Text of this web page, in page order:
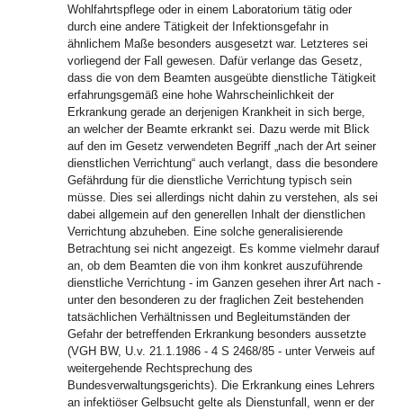
Wohlfahrtspflege oder in einem Laboratorium tätig oder
durch eine andere Tätigkeit der Infektionsgefahr in
ähnlichem Maße besonders ausgesetzt war. Letzteres sei
vorliegend der Fall gewesen. Dafür verlange das Gesetz,
dass die von dem Beamten ausgeübte dienstliche Tätigkeit
erfahrungsgemäß eine hohe Wahrscheinlichkeit der
Erkrankung gerade an derjenigen Krankheit in sich berge,
an welcher der Beamte erkrankt sei. Dazu werde mit Blick
auf den im Gesetz verwendeten Begriff „nach der Art seiner
dienstlichen Verrichtung“ auch verlangt, dass die besondere
Gefährdung für die dienstliche Verrichtung typisch sein
müsse. Dies sei allerdings nicht dahin zu verstehen, als sei
dabei allgemein auf den generellen Inhalt der dienstlichen
Verrichtung abzuheben. Eine solche generalisierende
Betrachtung sei nicht angezeigt. Es komme vielmehr darauf
an, ob dem Beamten die von ihm konkret auszuführende
dienstliche Verrichtung - im Ganzen gesehen ihrer Art nach -
unter den besonderen zu der fraglichen Zeit bestehenden
tatsächlichen Verhältnissen und Begleitumständen der
Gefahr der betreffenden Erkrankung besonders aussetzte
(VGH BW, U.v. 21.1.1986 - 4 S 2468/85 - unter Verweis auf
weitergehende Rechtsprechung des
Bundesverwaltungsgerichts). Die Erkrankung eines Lehrers
an infektiöser Gelbsucht gelte als Dienstunfall, wenn er der